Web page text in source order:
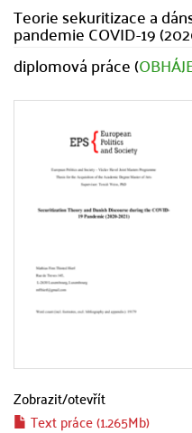
Teorie sekuritizace a
pandemie COVID-19
diplomová práce (
Zobrazit/otevřít
Text práce (1.265Mb)